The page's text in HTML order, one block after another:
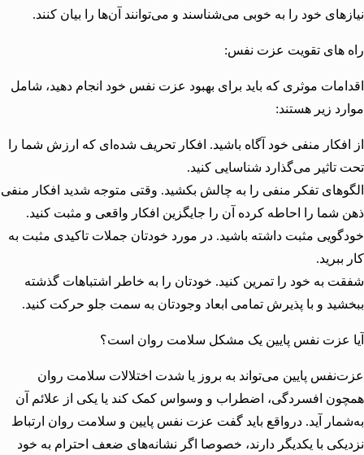
خود را به خوبی می‌شناسند و می‌توانند آن‌ها را بیان کنند.
های تقویت عزت نفس:
موثری که باید برای بهبود عزت نفس خود انجام دهید، شامل
زیر هستند:
منفی خود آگاه باشید. افکار تحریف شده‌ای که ارزش شما را
می‌گذارد شناسایی کنید.
تفکر منفی را به چالش بکشید. وقتی متوجه شدید افکار منفی
شما را احاطه کرده آن را جایگزین افکار واقعی و مثبت کنید.
مثبت داشته باشید. در مورد خودتان جملات تاکیدی مثبت به
به خود را تمرین کنید. خودتان را به خاطر اشتباهات گذشته
و با پذیرش تمامی ابعاد وجودتان به سمت جلو حرکت کنید.
عزت نفس پایین یک مشکل سلامت روان است؟
پایین می‌تواند به بروز یا شدت اختلالات سلامت روان
افسردگی، اضطراب و وسواس کمک کند یا یکی از علائم آن
آید. درواقع باید گفت عزت نفس پایین و سلامت روان ارتباط
با یکدیگر دارند، خصوصا اگر نشانه‌های ضعف احترام به خود